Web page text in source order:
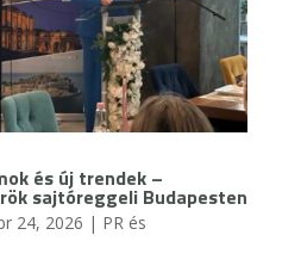
és új trendek –
sajtóreggeli Budapesten
24, 2026 | PR és